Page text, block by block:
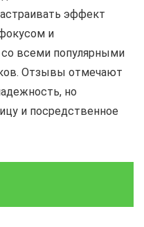
эффект
и
всеми популярными
Отзывы отмечают
но
и посредственное